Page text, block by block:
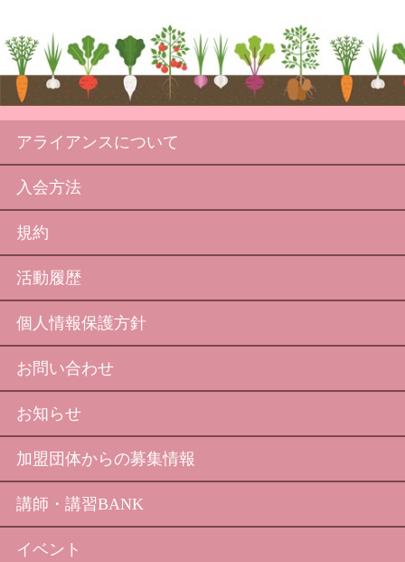
アライアンスについて
入会方法
規約
活動履歴
個人情報保護方針
お問い合わせ
お知らせ
加盟団体からの募集情報
講師・講習BANK
イベント